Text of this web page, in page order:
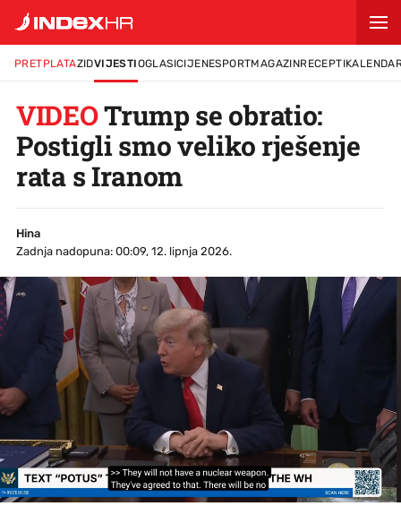
PRETPLATAZIDVIJESTIOGLASICIJENESPORTMAGAZINRECEPTI
VIDEOTrump se obratio:
Postigli smo veliko rješenje
rata s Iranom
Hina
Zadnja nadopuna: 00:09, 12. lipnja 2026.